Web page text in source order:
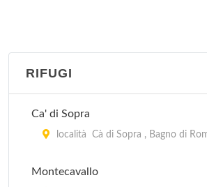
Alla Meridiana
Alle porte di Bologna
RIFUGI
Ca' di Sopra
località Cà di Sopra , Bagno di
Montecavallo